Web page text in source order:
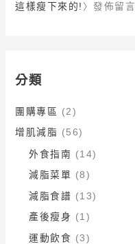
這樣瘦下來的! 〉發佈留言
分類
團購專區 (2)
增肌減脂 (56)
外食指南 (14)
減脂菜單 (8)
減脂食譜 (13)
產後瘦身 (1)
運動飲食 (3)